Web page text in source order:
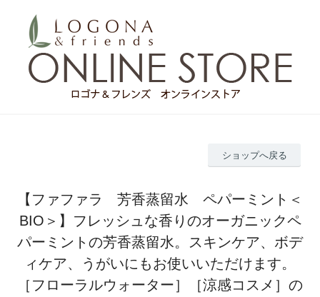
ショップへ戻る
【ファファラ 芳香蒸留水 ペパーミント＜
BIO＞】フレッシュな香りのオーガニックペ
パーミントの芳香蒸留水。スキンケア、ボデ
ィケア、うがいにもお使いいただけます。
［フローラルウォーター］［涼感コスメ］の